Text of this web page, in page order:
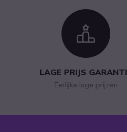
Icon
LAGE PRIJS
Eerlijke lage prijzen